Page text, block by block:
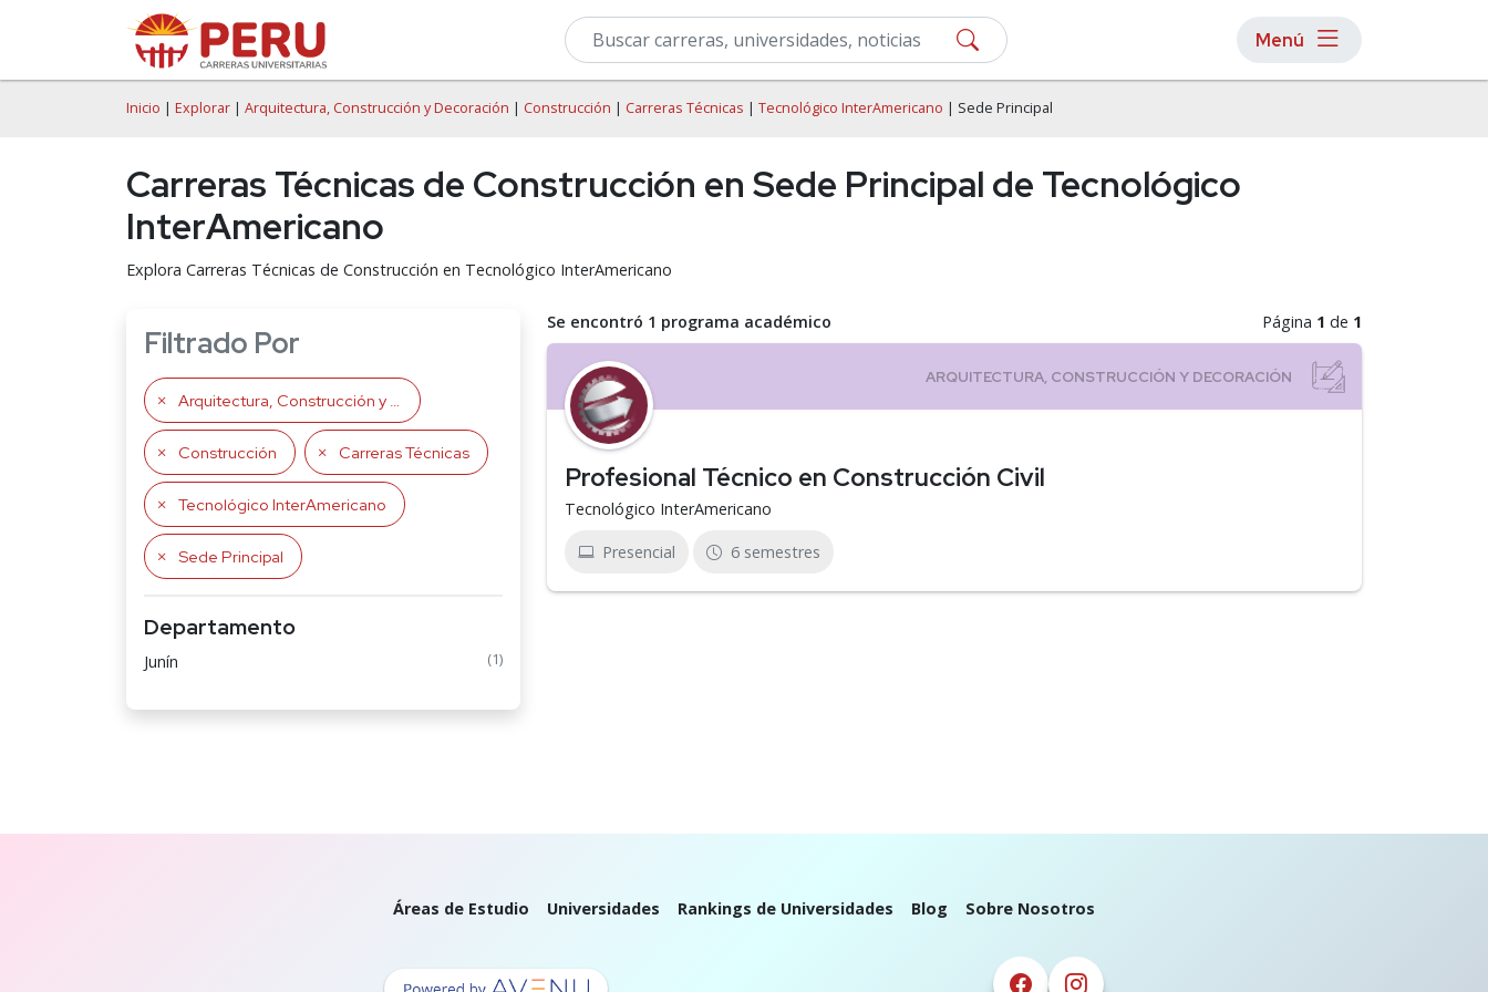
Menú
Inicio | Explorar | Arquitectura, Construcción y Decoración | Construcción | Carreras Técnicas | Tecnológico InterAmericano | Sede Principal
Carreras Técnicas de Construcción en Sede Principal de Tecnológico
InterAmericano
Explora Carreras Técnicas de Construcción en Tecnológico InterAmericano
Filtrado Por
Arquitectura, Construcción y Decoración
Construcción Carreras Técnicas
Tecnológico InterAmericano
Sede Principal
Departamento
Junín (1)
Se encontró 1 programa académico Página 1 de 1
Profesional Técnico en Construcción Civil
Tecnológico InterAmericano
Presencial 6 semestres
Áreas de Estudio Universidades Rankings de Universidades Blog Sobre Nosotros